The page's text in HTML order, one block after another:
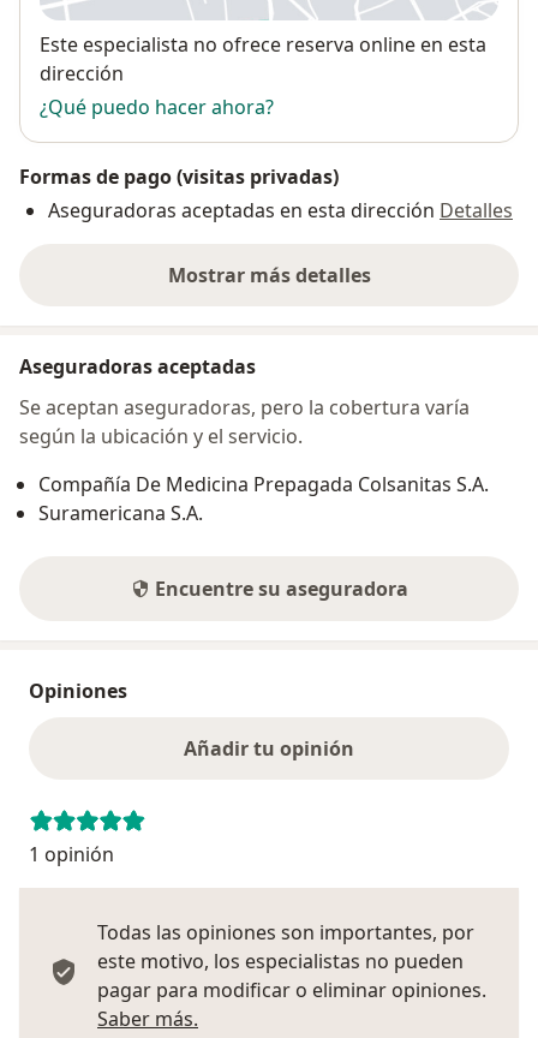
Disponibilidad
Este especialista no ofrece reserva online en esta
dirección
¿Qué puedo hacer ahora?
Formas de pago (visitas privadas)
Aseguradoras aceptadas en esta dirección Detalles
Mostrar más detalles
sobre la dirección
Aseguradoras aceptadas
Se aceptan aseguradoras, pero la cobertura varía
según la ubicación y el servicio.
Compañía De Medicina Prepagada Colsanitas S.A.
Suramericana S.A.
Encuentre su aseguradora
Opiniones
Añadir tu opinión
1 opinión
Todas las opiniones son importantes, por
este motivo, los especialistas no pueden
pagar para modificar o eliminar opiniones.
Saber más.